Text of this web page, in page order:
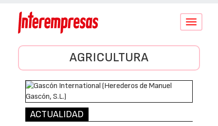
Conmutar
AGRICULTURA
ACTUALIDAD